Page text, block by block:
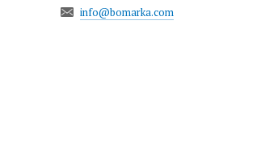
info@bomarka.com